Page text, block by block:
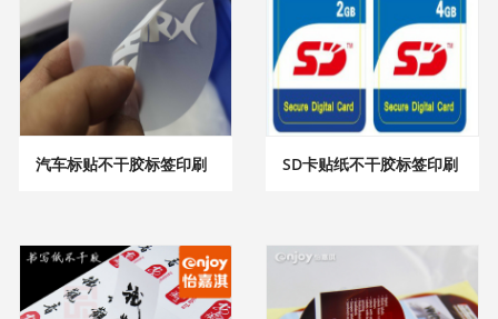
汽车标贴不干胶标签印刷 SD卡贴纸不干胶标签印刷